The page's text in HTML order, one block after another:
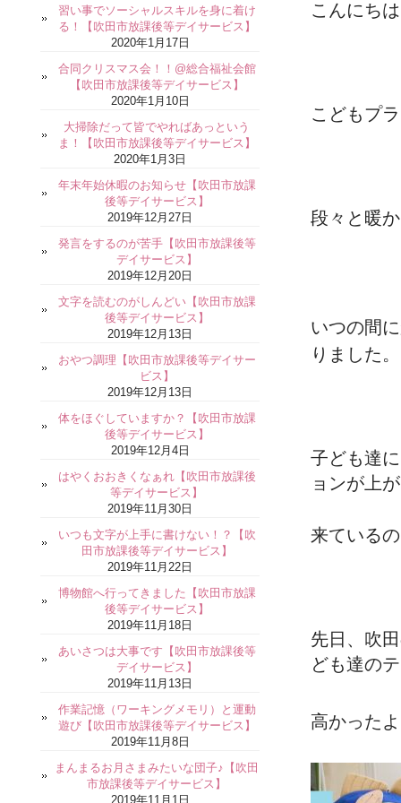
こんにち
こどもプ
段々と暖
いつの間
りました。
子ども達
ョンが上
来ている
先日、吹
ども達の
高かった
習い事でソーシャルスキルを身に着け
る！【吹田市放課後等デイサービス】
2020年1月17日
合同クリスマス会！！@総合福祉会館
【吹田市放課後等デイサービス】
2020年1月10日
大掃除だって皆でやればあっという
ま！【吹田市放課後等デイサービス】
2020年1月3日
年末年始休暇のお知らせ【吹田市放課
後等デイサービス】
2019年12月27日
発言をするのが苦手【吹田市放課後等
デイサービス】
2019年12月20日
文字を読むのがしんどい【吹田市放課
後等デイサービス】
2019年12月13日
おやつ調理【吹田市放課後等デイサー
ビス】
2019年12月13日
体をほぐしていますか？【吹田市放課
後等デイサービス】
2019年12月4日
はやくおおきくなぁれ【吹田市放課後
等デイサービス】
2019年11月30日
いつも文字が上手に書けない！？【吹
田市放課後等デイサービス】
2019年11月22日
博物館へ行ってきました【吹田市放課
後等デイサービス】
2019年11月18日
あいさつは大事です【吹田市放課後等
デイサービス】
2019年11月13日
作業記憶（ワーキングメモリ）と運動
遊び【吹田市放課後等デイサービス】
2019年11月8日
まんまるお月さまみたいな団子♪【吹田
市放課後等デイサービス】
2019年11月1日